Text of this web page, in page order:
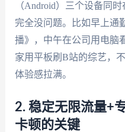
（Android）三个设备同
完全没问题。比如早上通
播》，中午在公司用电脑
家用平板刷B站的综艺，
体验感拉满。
2. 稳定无限流量+
卡顿的关键